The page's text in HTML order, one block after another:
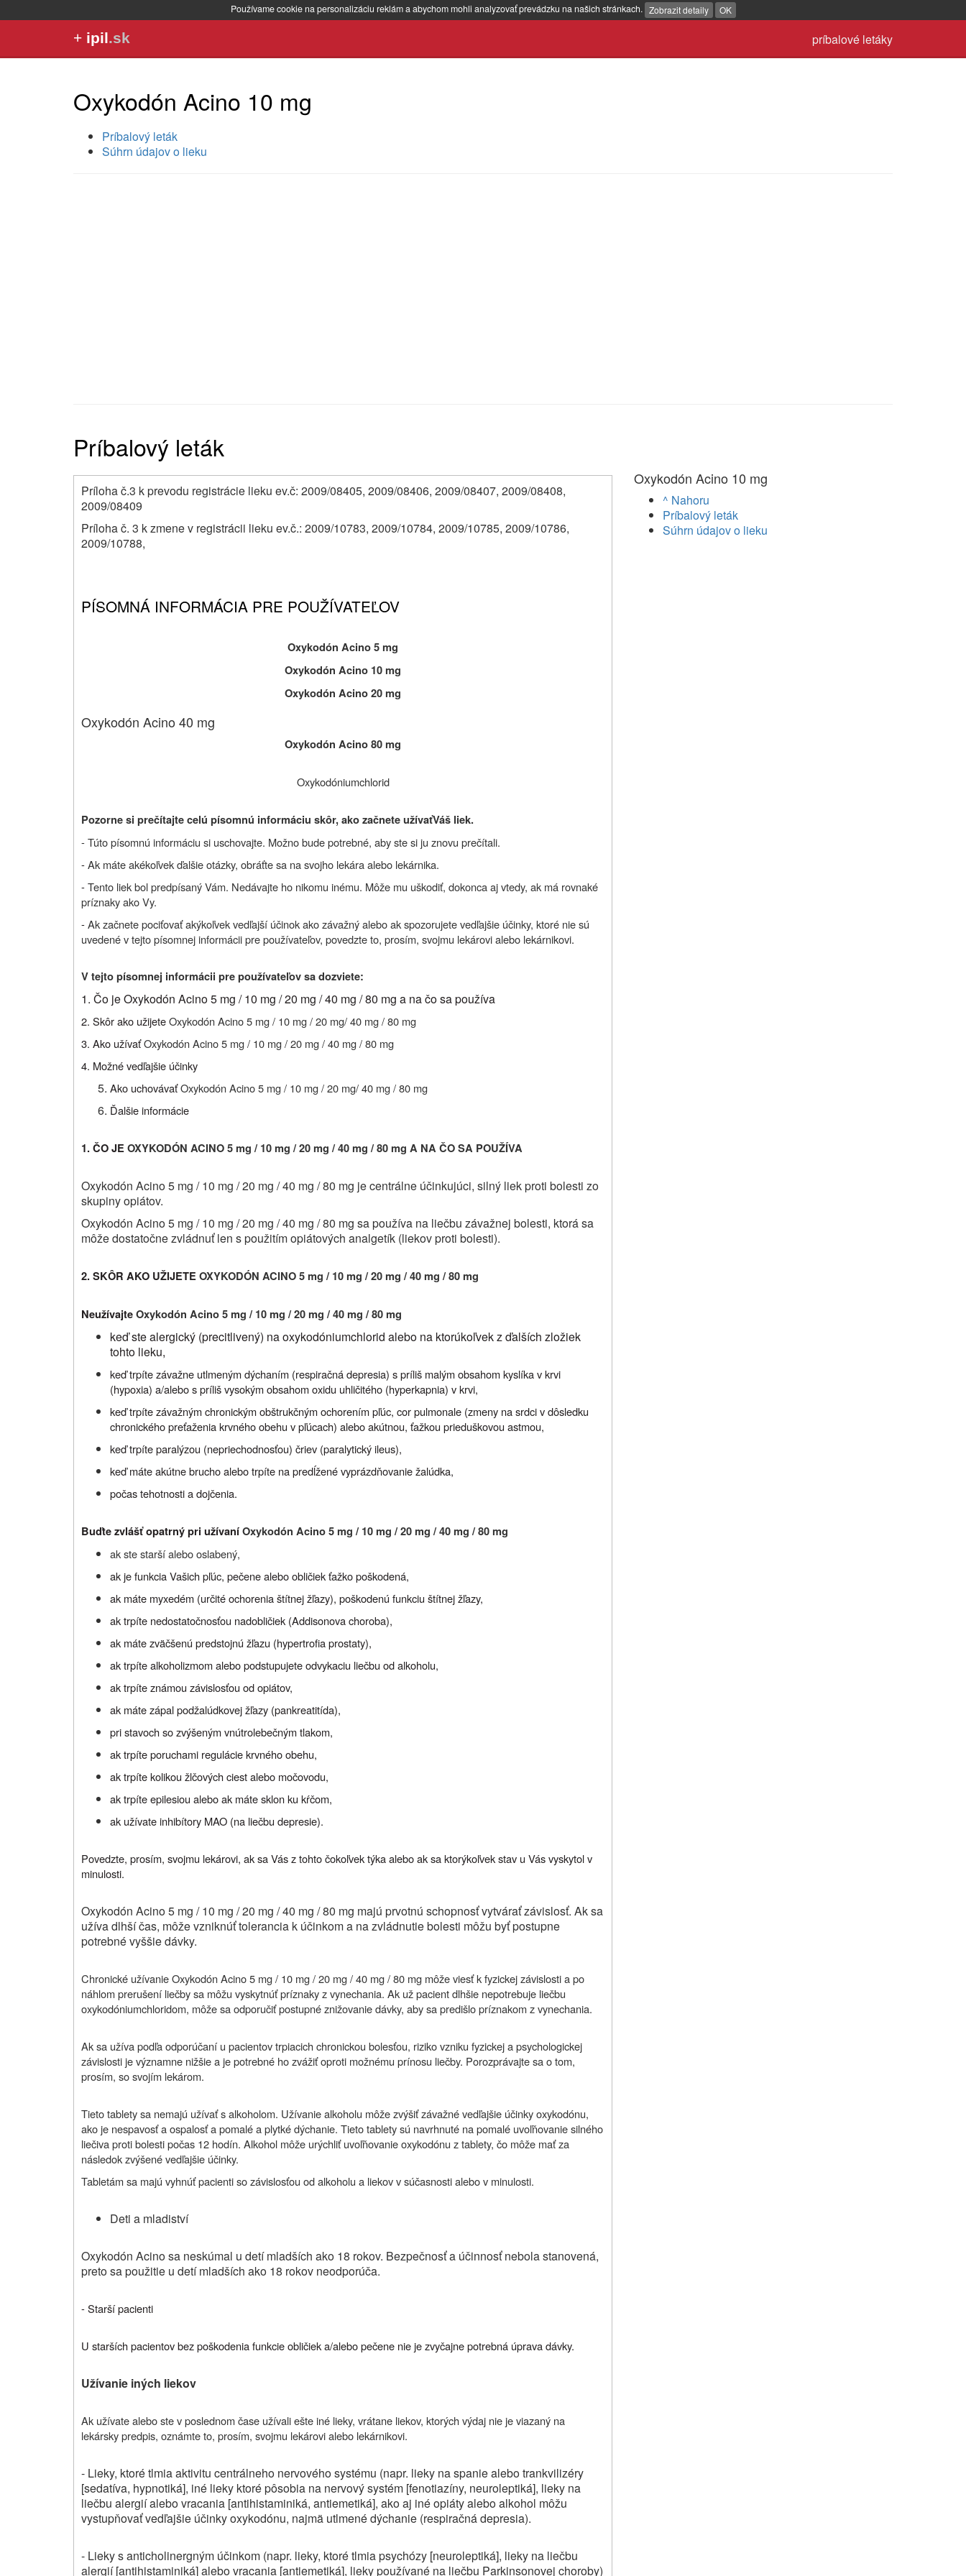
Používame cookie na personalizáciu reklám a abychom mohli analyzovať prevádzku na našich stránkach. Zobrazit detaily OK
príbalové letáky
+ ipil.sk
Oxykodón Acino 10 mg
Príbalový leták
Súhrn údajov o lieku
Príbalový leták
Príloha č.3 k prevodu registrácie lieku ev.č: 2009/08405, 2009/08406, 2009/08407, 2009/08408,
2009/08409
Príloha č. 3 k zmene v registrácii lieku ev.č.: 2009/10783, 2009/10784, 2009/10785, 2009/10786,
2009/10788,
PÍSOMNÁ INFORMÁCIA PRE POUŽÍVATEĽOV
Oxykodón Acino 5 mg
Oxykodón Acino 10 mg
Oxykodón Acino 20 mg
Oxykodón Acino 40 mg
Oxykodón Acino 80 mg
Oxykodóniumchlorid
Pozorne si prečítajte celú písomnú informáciu skôr, ako začnete užívaťVáš liek.
- Túto písomnú informáciu si uschovajte. Možno bude potrebné, aby ste si ju znovu prečítali.
-Ak máte akékoľvek ďalšie otázky, obráťte sa na svojho lekára alebo lekárnika.
-Tento liek bol predpísaný Vám. Nedávajte ho nikomu inému. Môže mu uškodiť, dokonca aj vtedy, ak má rovnaké
príznaky ako Vy.
-Ak začnete pociťovať akýkoľvek vedľajší účinok ako závažný alebo ak spozorujete vedľajšie účinky, ktoré nie sú
uvedené v tejto písomnej informácii pre používateľov, povedzte to, prosím, svojmu lekárovi alebo lekárnikovi.
V tejto písomnej informácii pre používateľov sa dozviete:
1. Čo je Oxykodón Acino 5 mg / 10 mg / 20 mg / 40 mg / 80 mg a na čo sa používa
2. Skôr ako užijeteOxykodón Acino 5 mg / 10 mg / 20 mg/ 40 mg / 80 mg
3. Ako užívaťOxykodón Acino 5 mg / 10 mg / 20 mg / 40 mg / 80 mg
4. Možné vedľajšie účinky
Ako uchovávaťOxykodón Acino 5 mg / 10 mg / 20 mg/ 40 mg / 80 mg
Ďalšie informácie
1. ČO JEOXYKODÓN ACINO 5 mg / 10 mg / 20 mg / 40 mg / 80 mg A NA ČO SA POUŽÍVA
Oxykodón Acino 5 mg / 10 mg / 20 mg / 40 mg / 80 mg je centrálne účinkujúci, silný liek proti bolesti zo
skupiny opiátov.
Oxykodón Acino 5 mg / 10 mg / 20 mg / 40 mg / 80 mg sa používa na liečbu závažnej bolesti, ktorá sa
môže dostatočne zvládnuť len s použitím opiátových analgetík (liekov proti bolesti).
2. SKÔR AKO UŽIJETEOXYKODÓN ACINO 5 mg / 10 mg / 20 mg / 40 mg / 80 mg
NeužívajteOxykodón Acino 5 mg / 10 mg / 20 mg / 40 mg / 80 mg
keď ste alergický (precitlivený) na oxykodóniumchlorid alebo na ktorúkoľvek z ďalších zložiek
tohto lieku,
keď trpíte závažne utlmeným dýchaním (respiračná depresia) s príliš malým obsahom kyslíka v krvi
(hypoxia) a/alebo s príliš vysokým obsahom oxidu uhličitého (hyperkapnia) v krvi,
keď trpíte závažným chronickým obštrukčným ochorením pľúc, cor pulmonale (zmeny na srdci v dôsledku
chronického preťaženia krvného obehu v pľúcach) alebo akútnou, ťažkou prieduškovou astmou,
keď trpíte paralýzou (nepriechodnosťou) čriev (paralytický ileus),
keď máte akútne brucho alebo trpíte na predĺžené vyprázdňovanie žalúdka,
počas tehotnosti a dojčenia.
Buďte zvlášť opatrný pri užívaníOxykodón Acino 5 mg / 10 mg / 20 mg / 40 mg / 80 mg
ak ste starší alebo oslabený,
ak je funkcia Vašich pľúc, pečene alebo obličiek ťažko poškodená,
ak máte myxedém (určité ochorenia štítnej žľazy), poškodenú funkciu štítnej žľazy,
ak trpíte nedostatočnosťou nadobličiek (Addisonova choroba),
ak máte zväčšenú predstojnú žľazu (hypertrofia prostaty),
ak trpíte alkoholizmom alebo podstupujete odvykaciu liečbu od alkoholu,
ak trpíte známou závislosťou od opiátov,
ak máte zápal podžalúdkovej žľazy (pankreatitída),
pri stavoch so zvýšeným vnútrolebečným tlakom,
ak trpíte poruchami regulácie krvného obehu,
ak trpíte kolikou žlčových ciest alebo močovodu,
ak trpíte epilesiou alebo ak máte sklon ku kŕčom,
ak užívate inhibítory MAO (na liečbu depresie).
Povedzte, prosím, svojmu lekárovi, ak sa Vás z tohto čokoľvek týka alebo ak sa ktorýkoľvek stav u Vás vyskytol v
minulosti.
Oxykodón Acino 5 mg / 10 mg / 20 mg / 40 mg / 80 mg majú prvotnú schopnosť vytvárať závislosť. Ak sa
užíva dlhší čas, môže vzniknúť tolerancia k účinkom a na zvládnutie bolesti môžu byť postupne
potrebné vyššie dávky.
Chronické užívanieOxykodón Acino 5 mg / 10 mg / 20 mg / 40 mg / 80 mg môže viesť k fyzickej závislosti a po
náhlom prerušení liečby sa môžu vyskytnúť príznaky z vynechania. Ak už pacient dlhšie nepotrebuje liečbu
oxykodóniumchloridom, môže sa odporučiť postupné znižovanie dávky, aby sa predišlo príznakom z vynechania.
Ak sa užíva podľa odporúčaní u pacientov trpiacich chronickou bolesťou, riziko vzniku fyzickej a psychologickej
závislosti je významne nižšie a je potrebné ho zvážiť oproti možnému prínosu liečby. Porozprávajte sa o tom,
prosím, so svojím lekárom.
Tieto tablety sa nemajú užívať s alkoholom. Užívanie alkoholu môže zvýšiť závažné vedľajšie účinky oxykodónu,
ako je nespavosť a ospalosť a pomalé a plytké dýchanie. Tieto tablety sú navrhnuté na pomalé uvoľňovanie silného
liečiva proti bolesti počas 12 hodín. Alkohol môže urýchliť uvoľňovanie oxykodónu z tablety, čo môže mať za
následok zvýšené vedľajšie účinky.
Tabletám sa majú vyhnúť pacienti so závislosťou od alkoholu a liekov v súčasnosti alebo v minulosti.
Deti a mladiství
Oxykodón Acino sa neskúmal u detí mladších ako 18 rokov. Bezpečnosť a účinnosť nebola stanovená,
preto sa použitie u detí mladších ako 18 rokov neodporúča.
- Starší pacienti
U starších pacientov bez poškodenia funkcie obličiek a/alebo pečene nie je zvyčajne potrebná úprava dávky.
Užívanie iných liekov
Ak užívate alebo ste v poslednom čase užívali ešte iné lieky, vrátane liekov, ktorých výdaj nie je viazaný na
lekársky predpis, oznámte to, prosím, svojmu lekárovi alebo lekárnikovi.
- Lieky, ktoré tlmia aktivitu centrálneho nervového systému (napr. lieky na spanie alebo trankvilizéry
[sedatíva, hypnotiká], iné lieky ktoré pôsobia na nervový systém [fenotiazíny, neuroleptiká], lieky na
liečbu alergií alebo vracania [antihistaminiká, antiemetiká], ako aj iné opiáty alebo alkohol môžu
vystupňovať vedľajšie účinky oxykodónu, najmä utlmené dýchanie (respiračná depresia).
- Lieky s anticholinergným účinkom (napr. lieky, ktoré tlmia psychózy [neuroleptiká], lieky na liečbu
alergií [antihistaminiká] alebo vracania [antiemetiká], lieky používané na liečbu Parkinsonovej choroby)
Oxykodón Acino 10 mg
^ Nahoru
Príbalový leták
Súhrn údajov o lieku